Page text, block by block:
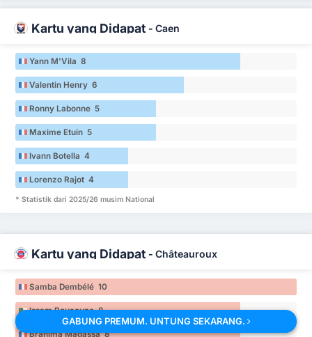
Kartu yang Didapat - Caen
Yann M'Vila 8
Valentin Henry 6
Ronny Labonne 5
Maxime Etuin 5
Ivann Botella 4
Lorenzo Rajot 4
* Statistik dari 2025/26 musim National
Kartu yang Didapat - Châteauroux
Samba Dembélé 10
Issam Bouaoune 8
Brahima Magassa 8
GABUNG PREMUM. UNTUNG SEKARANG.